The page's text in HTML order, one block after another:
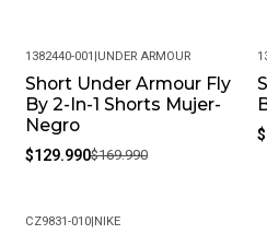
-24%
1382440-001 |UNDER ARMOUR
Short Under Armour Fly
By 2-In-1 Shorts Mujer-
Negro
$129.990$169.990
CZ9831-010|NIKE